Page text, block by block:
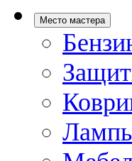
Место мастера